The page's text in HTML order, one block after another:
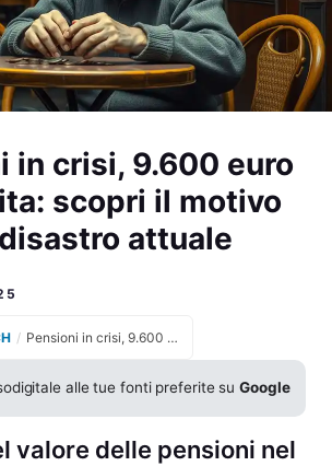
in crisi, 9.600 euro
scopri il motivo
attuale
/ Pensioni in crisi, 9.600 euro di perdita: scopri il motivo del disastro attuale
alle tue fonti preferite suGoogle
valore delle pensioni nel